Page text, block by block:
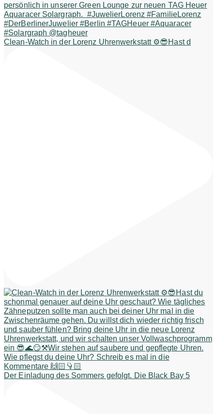
Clean-Watch in der Lorenz Uhrenwerkstatt ⚙️😎Hast d
Der Einladung des Sommers gefolgt. Die Black Bay 5